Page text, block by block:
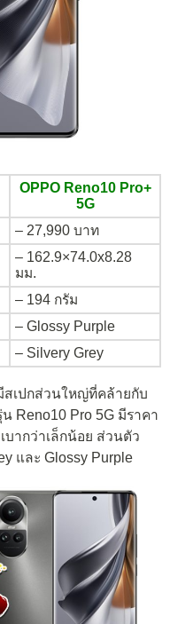
OPPO Reno10 Pro+
5G
– 27,990 บาท
– 162.9×74.0x8.28
มม.
– 194 กรัม
– Glossy Purple
– Silvery Grey
สเปกส่วนใหญ่ที่คล้ายกับ
Reno10 Pro 5G มีราคา
บากว่าเล็กน้อย ส่วนตัว
และ Glossy Purple